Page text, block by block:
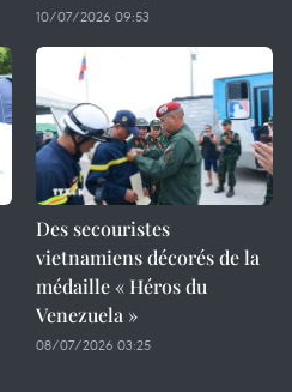
10/07/2026 09:53
Des secouristes
vietnamiens décorés de la
médaille « Héros du
Venezuela »
08/07/2026 03:25